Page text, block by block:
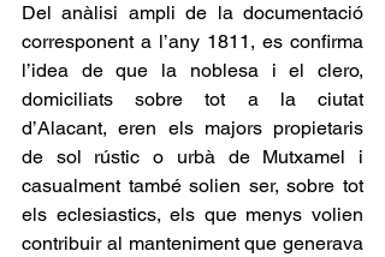
Del anàlisi ampli de la documentació
corresponent a l’any 1811, es confirma
l’idea de que la noblesa i el clero,
domiciliats sobre tot a la ciutat
d’Alacant, eren els majors propietaris
de sol rústic o urbà de Mutxamel i
casualment també solien ser, sobre tot
els eclesiastics, els que menys volien
contribuir al manteniment que generava